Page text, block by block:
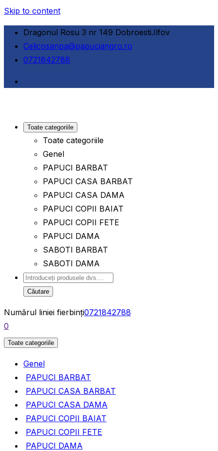
Skip to content
Dragonul Rosu 3 nr 149 Dobroesti.Ilfov
Celicosanpa@papuciangro.ro
0721842788
Toate categoriile
Toate categoriile
Genel
PAPUCI BARBAT
PAPUCI CASA BARBAT
PAPUCI CASA DAMA
PAPUCI COPII BAIAT
PAPUCI COPII FETE
PAPUCI DAMA
SABOTI BARBAT
SABOTI DAMA
Căutare
Numărul liniei fierbinți0721842788
0
Toate categoriile
Genel
PAPUCI BARBAT
PAPUCI CASA BARBAT
PAPUCI CASA DAMA
PAPUCI COPII BAIAT
PAPUCI COPII FETE
PAPUCI DAMA